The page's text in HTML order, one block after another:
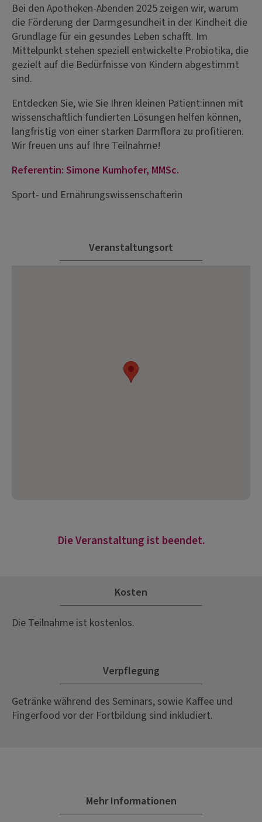
Bei den Apotheken-Abenden 2025 zeigen wir, warum
die Förderung der Darmgesundheit in der Kindheit die
Grundlage für ein gesundes Leben schafft. Im
Mittelpunkt stehen speziell entwickelte Probiotika, die
gezielt auf die Bedürfnisse von Kindern abgestimmt
sind.
Entdecken Sie, wie Sie Ihren kleinen Patient:innen mit
wissenschaftlich fundierten Lösungen helfen können,
langfristig von einer starken Darmflora zu profitieren.
Wir freuen uns auf Ihre Teilnahme!
Referentin: Simone Kumhofer, MMSc.
Sport- und Ernährungswissenschafterin
Veranstaltungsort
Die Veranstaltung ist beendet.
Kosten
Die Teilnahme ist kostenlos.
Verpflegung
Getränke während des Seminars, sowie Kaffee und
Fingerfood vor der Fortbildung sind inkludiert.
Mehr Informationen